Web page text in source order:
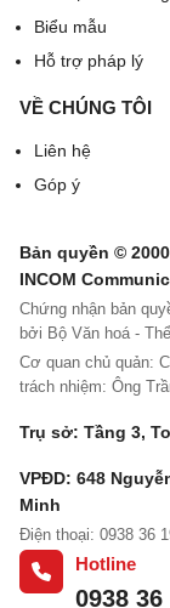
Biểu mẫu
Hỗ trợ pháp lý
VỀ CHÚNG TÔI
Liên hệ
Góp ý
Bản quyền ©
INCOM
Chứng nhận bản
bởi Bộ Văn hoá -
Cơ quan chủ quản:
trách nhiệm: Ông
Trụ sở: Tầng 3,
VPĐD: 648
Minh
Điện thoại: 0938 36
Hotline
0938 36